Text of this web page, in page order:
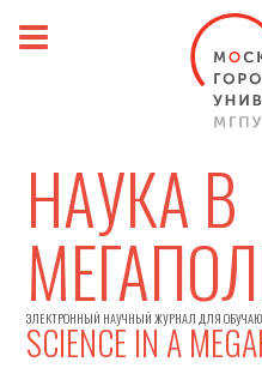
НАУКА В
ЭЛЕКТРОННЫЙ НАУЧНЫЙ ЖУРНАЛ ДЛЯ
SCIENCE IN A